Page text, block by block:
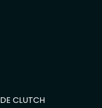
CLUTCH